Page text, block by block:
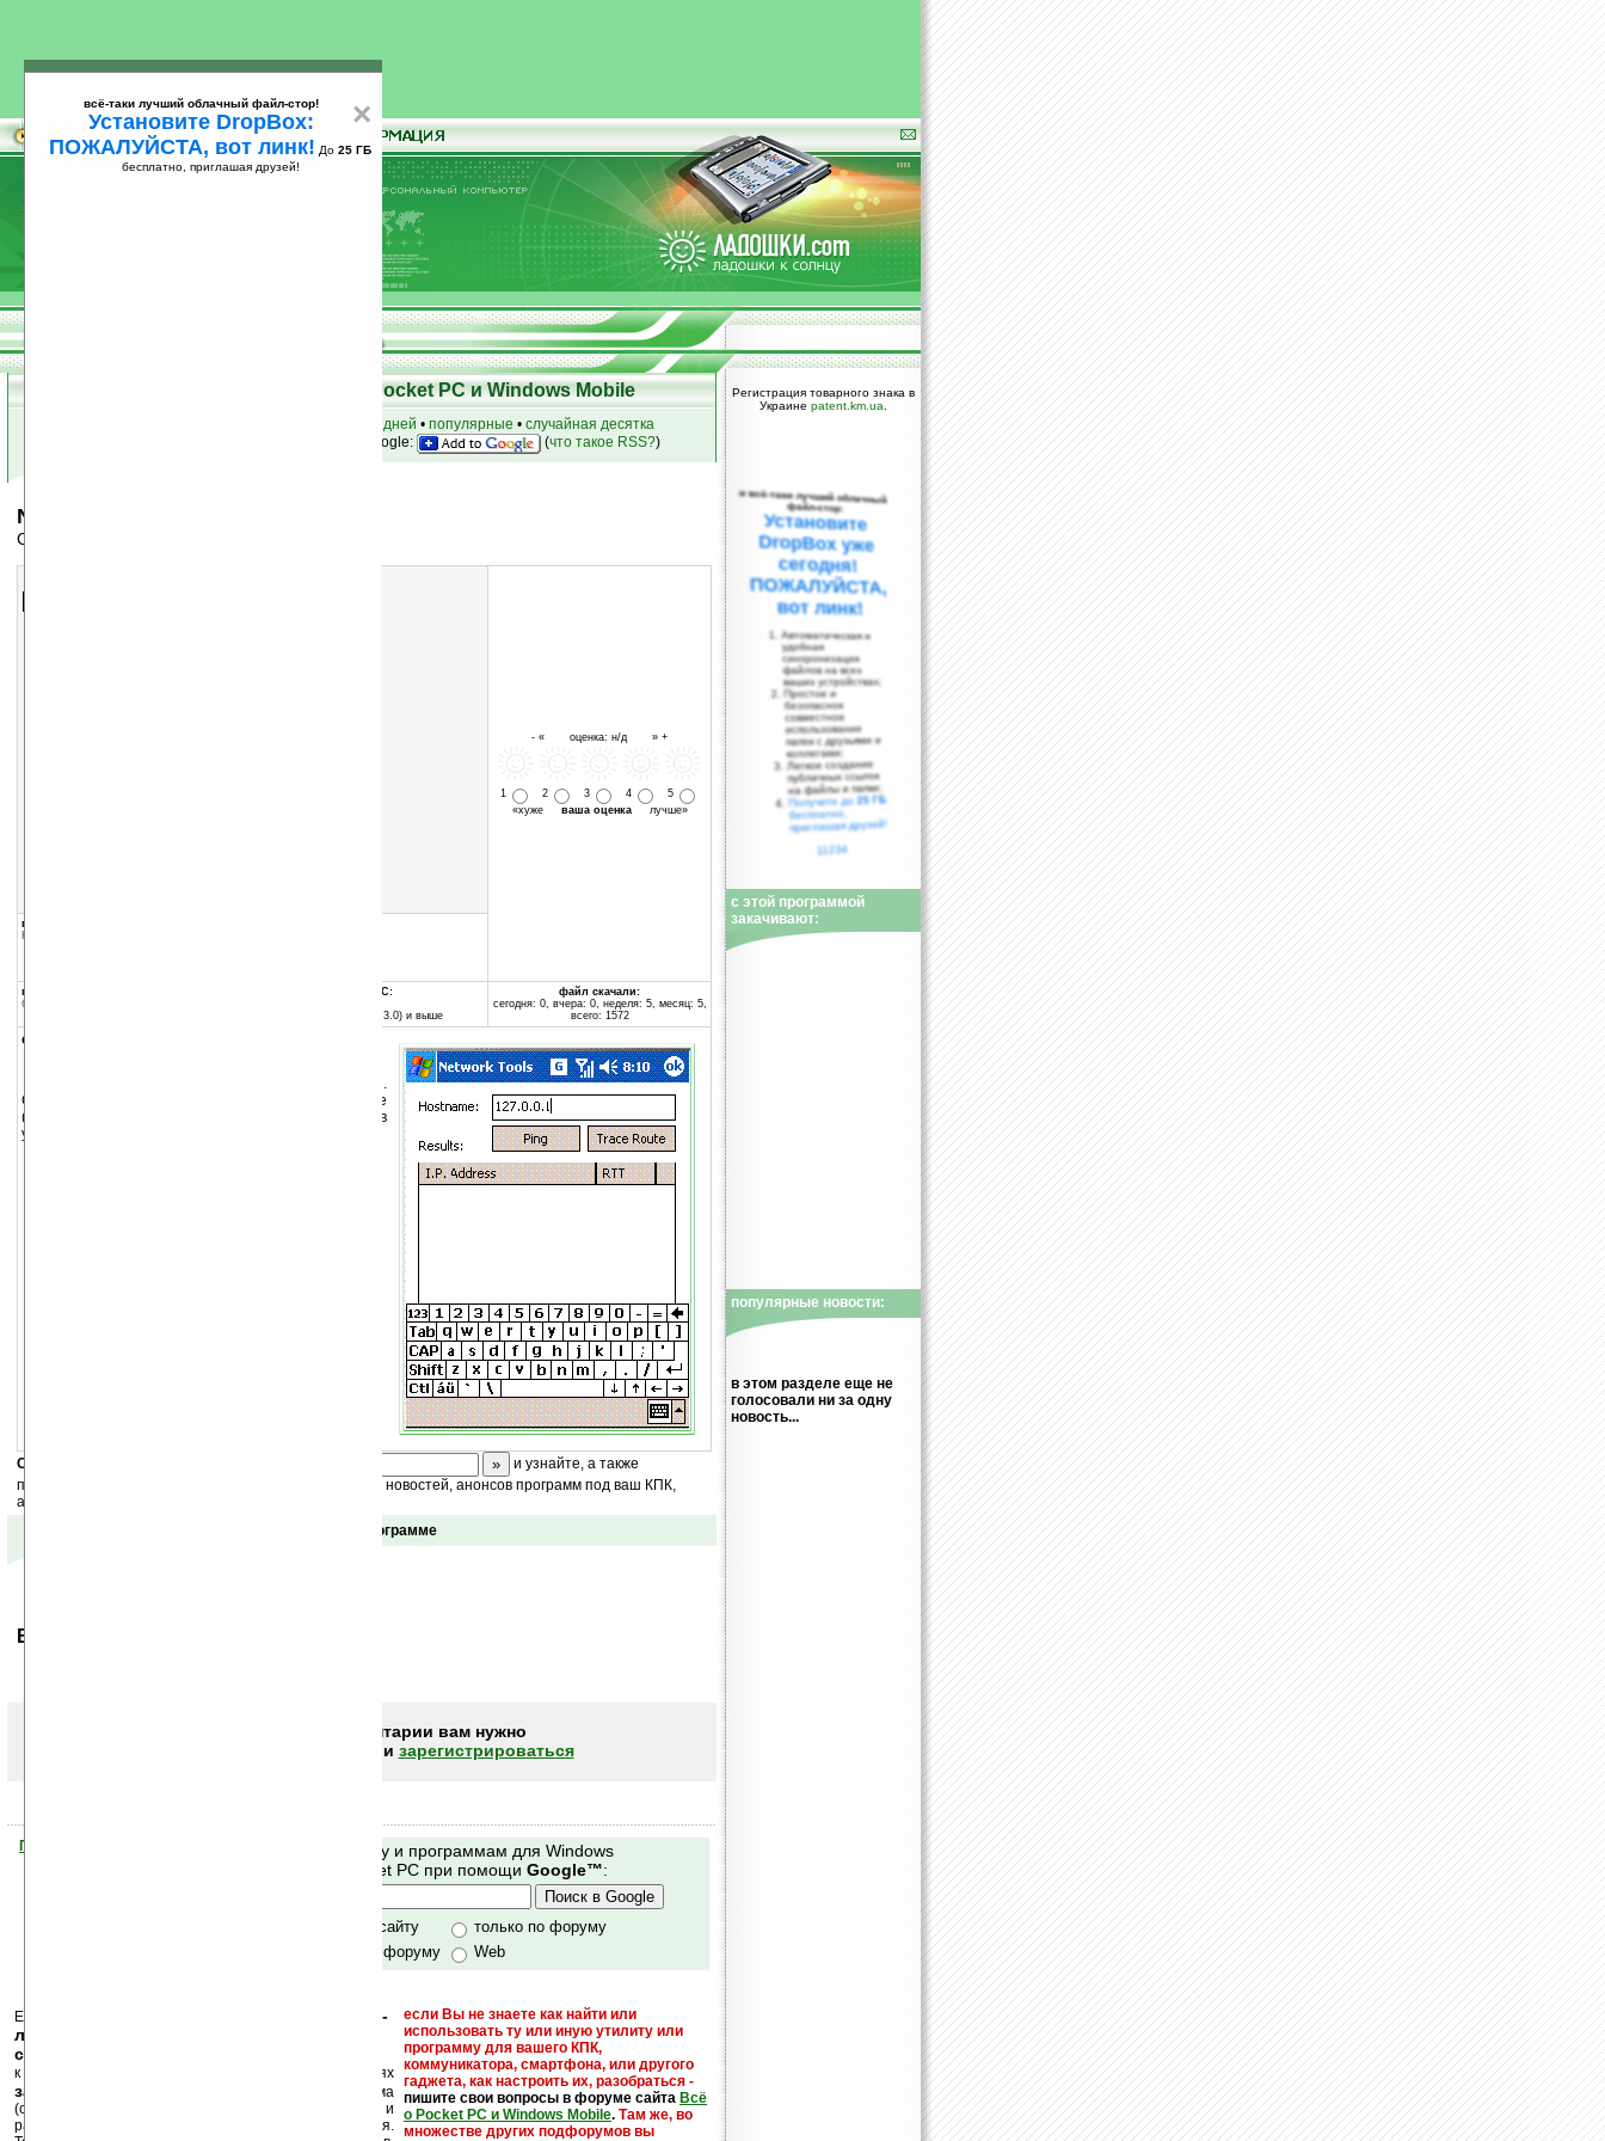
25
Скачать программы для КПК Pocket PC и Windows Mobile
за 7 дней • популярные • случайная десятка
на Google: (что такое RSS?)
Network Tools v1.0
Сетевая утилита
- « оценка: н/д » +
1 2 3 4
5
«хуже ваша оценкалучше»
группы программы:
Коммуникации и сети
программа:
бесплатная
совместима с Pocket PC:
Pocket PC (Windows CE 3.0) и выше
файл скачали:
сегодня: 0, вчера: 0, неделя: 5, месяц: 5,
всего: 1572
описание:
Network Tools — утилита для диагностики сети.
С ее помощью вы сможете производить пингование
(Ping) и трассировку сетевых хостов или IP-адресов
устройств (Trace Route).
Скоро
и узнайте, а также
получайте ежедневный или еженедельный дайджест новостей, анонсов программ под ваш КПК,
акций сайта на ваш почтовый ящик.
Отзывы о программе
Ваше мнение будет первым.
Чтобы писать комментарии вам нужно
или зарегистрироваться
Помогите Ладошкам стать лучше
Поиск по сайту и программам для Windows
Mobile и Pocket PC при помощи Google™:
только по сайту
только по форуму
по сайту и форуму
Web
Еще раз обращаем внимание, что
кейгены, кряки -
лекарства, серийные номера, ключи и
ссылки на варезные сайты
если Вы не знаете как найти или
использовать ту или иную утилиту или
программу для вашего КПК,
коммуникатора, смартфона, или другого
гаджета, как настроить их, разобраться -
пишите свои вопросы в форуме сайта Всё
о Pocket PC и Windows Mobile. Там же, во
множестве других подфорумов вы
к публикации на нашем сайте в комментариях
запрещены
, как и несанкционированная реклама
(спам). Мы поддерживаем авторов программ и
развитие легального программного обеспечения.
Регистрация товарного знака в
Украине patent.km.ua
×
всё-таки лучший облачный файл-стор!
Установите DropBox:
ПОЖАЛУЙСТА, вот линк! До 25 ГБ
бесплатно, приглашая друзей!
и всё-таки лучший облачный
файл-стор:
Установите
DropBox уже
сегодня!
ПОЖАЛУЙСТА,
вот линк!
Автоматическая и
удобная
синхронизация
файлов на всех
ваших устройствах;
Простое и
безопасное
совместное
использование
папок с друзьями и
коллегами;
Легкое создание
публичных ссылок
на файлы и папки;
Получите до25 ГБ
бесплатно,
приглашая друзей!
11234
с этой программой
закачивают:
популярные новости:
в этом разделе еще не
голосовали ни за одну
новость...